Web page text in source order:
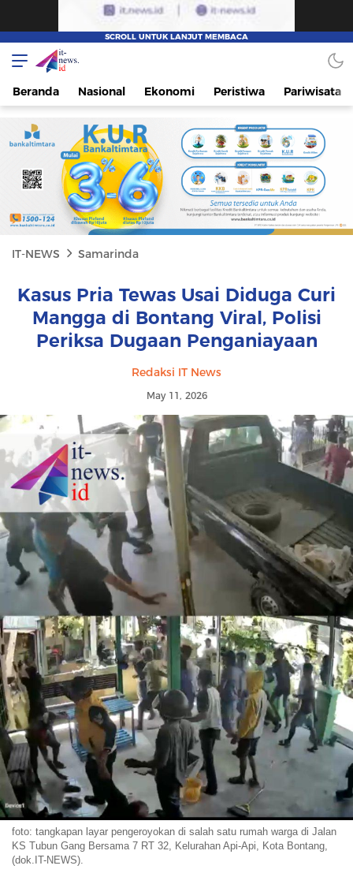
IT-NEWS
Update Cepat, Cerdas, dan Terpercaya
Beranda Nasional Ekonomi Peristiwa Pariwisata
IT-NEWS Samarinda
Kasus Pria Tewas Usai Diduga Curi
Mangga di Bontang Viral, Polisi
Periksa Dugaan Penganiayaan
Redaksi IT News
May 11, 2026
foto: tangkapan layar pengeroyokan di salah satu rumah warga di Jalan
KS Tubun Gang Bersama 7 RT 32, Kelurahan Api-Api, Kota Bontang,
(dok.IT-NEWS).